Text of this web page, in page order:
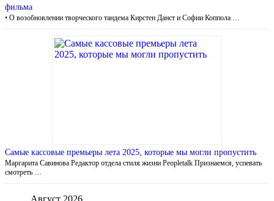
фильма
• О возобновлении творческого тандема Кирстен Данст и Софии Коппола …
Самые кассовые премьеры лета 2025, которые мы могли пропустить
Маргарита Савинова Редактор отдела стиля жизни Peopletalk Признаемся, успевать
смотреть …
Август 2026